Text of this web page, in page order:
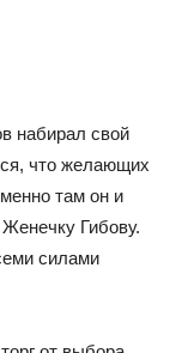
набирал свой
что желающих
там он и
Гибову.
силами